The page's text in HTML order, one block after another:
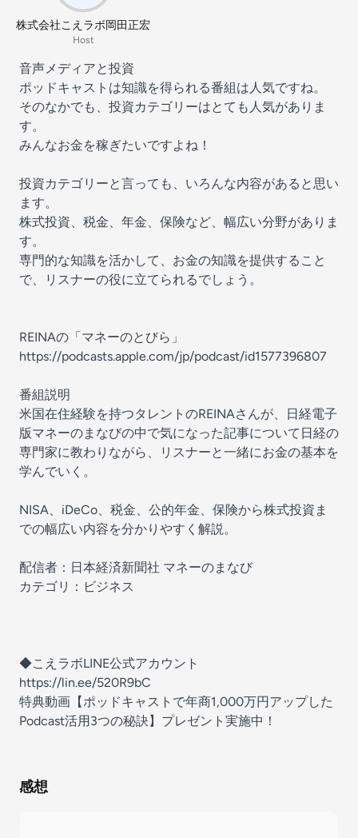
株式会社こえラボ岡田正宏
Host
音声メディアと投資
ポッドキャストは知識を得られる番組は人気ですね。
そのなかでも、投資カテゴリーはとても人気がありま
す。
みんなお金を稼ぎたいですよね！
投資カテゴリーと言っても、いろんな内容があると思い
ます。
株式投資、税金、年金、保険など、幅広い分野がありま
す。
専門的な知識を活かして、お金の知識を提供すること
で、リスナーの役に立てられるでしょう。
REINAの「マネーのとびら」
https://podcasts.apple.com/jp/podcast/id1577396807
番組説明
米国在住経験を持つタレントのREINAさんが、日経電子
版マネーのまなびの中で気になった記事について日経の
専門家に教わりながら、リスナーと一緒にお金の基本を
学んでいく。
NISA、iDeCo、税金、公的年金、保険から株式投資ま
での幅広い内容を分かりやすく解説。
配信者：日本経済新聞社 マネーのまなび
カテゴリ：ビジネス
◆こえラボLINE公式アカウント
https://lin.ee/520R9bC
特典動画【ポッドキャストで年商1,000万円アップした
Podcast活用3つの秘訣】プレゼント実施中！
感想